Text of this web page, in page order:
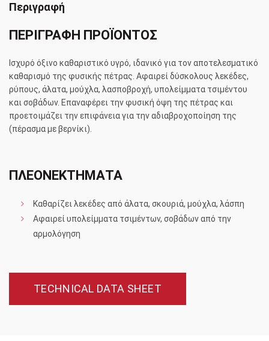
Περιγραφή
ΠΕΡΙΓΡΑΦΗ ΠΡΟΪΟΝΤΟΣ
Ισχυρό όξινο καθαριστικό υγρό, ιδανικό για τον αποτελεσματικό
καθαρισμό της φυσικής πέτρας. Αφαιρεί δύσκολους λεκέδες,
ρύπους, άλατα, μούχλα, λασποβροχή, υπολείμματα τσιμέντου
και σοβάδων. Επαναφέρει την φυσική όψη της πέτρας και
προετοιμάζει την επιφάνεια για την αδιαβροχοποίηση της
(πέρασμα με βερνίκι).
ΠΛΕΟΝΕΚΤΗΜΑΤΑ
Καθαρίζει λεκέδες από άλατα, σκουριά, μούχλα, λάσπη
Αφαιρεί υπολείμματα τσιμέντων, σοβάδων από την
αρμολόγηση
TECHNICAL DATA SHEET